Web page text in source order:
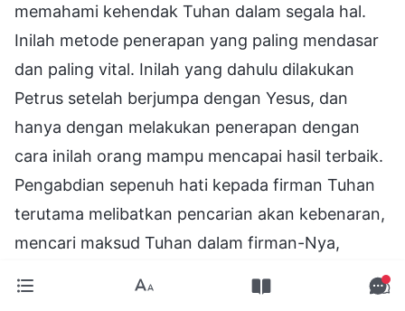
memahami kehendak Tuhan dalam segala hal.
Inilah metode penerapan yang paling mendasar
dan paling vital. Inilah yang dahulu dilakukan
Petrus setelah berjumpa dengan Yesus, dan
hanya dengan melakukan penerapan dengan
cara inilah orang mampu mencapai hasil terbaik.
Pengabdian sepenuh hati kepada firman Tuhan
terutama melibatkan pencarian akan kebenaran,
mencari maksud Tuhan dalam firman-Nya,
berfokus pada memahami kehendak Tuhan, dan
memahami serta mendapatkan lebih banyak